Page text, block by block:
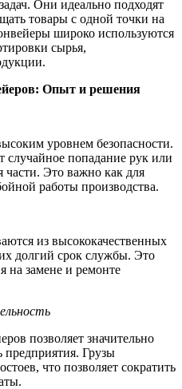
Они идеально подходят
товары с одной точки на
широко используются
сырья,
Опыт и решения
уровнем безопасности.
случайное попадание рук или
части. Это важно как для
работы производства.
из высококачественных
долгий срок службы. Это
на замене и ремонте
позволяет значительно
предприятия. Грузы
что позволяет сократить